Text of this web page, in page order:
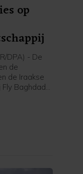
op
DPA) - De
de
de Iraakse
Baghdad